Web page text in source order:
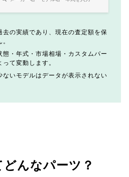
去の実績であり、現在の査定額を保
態・年式・市場相場・カスタムパー
て変動します。
ないモデルはデータが表示されない
んなパーツ？